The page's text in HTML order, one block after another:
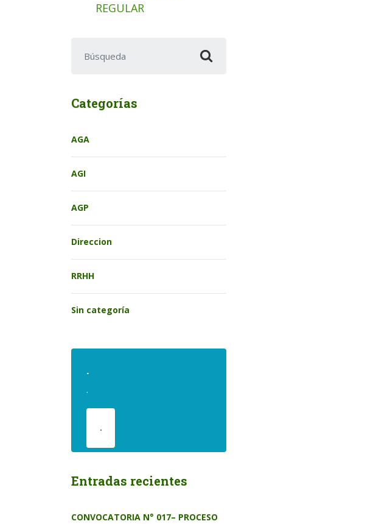
REGULAR
Categorías
AGA
AGI
AGP
Direccion
RRHH
Sin categoría
.
.
.
Entradas recientes
CONVOCATORIA N° 017– PROCESO